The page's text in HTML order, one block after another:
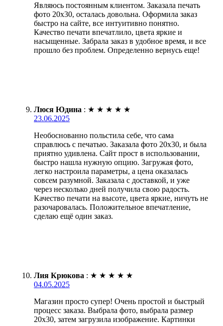
Являюсь постоянным клиентом. Заказала печать
фото 20х30, осталась довольна. Оформила заказ
быстро на сайте, все интуитивно понятно.
Качество печати впечатлило, цвета яркие и
насыщенные. Забрала заказ в удобное время, и все
прошло без проблем. Определенно вернусь еще!
Люся Юдина : ★ ★ ★ ★ ★
23.06.2025
Необоснованно польстила себе, что сама
справлюсь с печатью. Заказала фото 20х30, и была
приятно удивлена. Сайт прост в использовании,
быстро нашла нужную опцию. Загружая фото,
легко настроила параметры, а цена оказалась
совсем разумной. Заказала с доставкой, и уже
через несколько дней получила свою радость.
Качество печати на высоте, цвета яркие, ничуть не
разочаровалась. Положительное впечатление,
сделаю ещё один заказ.
Лия Крюкова : ★ ★ ★ ★ ★
04.05.2025
Магазин просто супер! Очень простой и быстрый
процесс заказа. Выбрала фото, выбрала размер
20х30, затем загрузила изображение. Картинки